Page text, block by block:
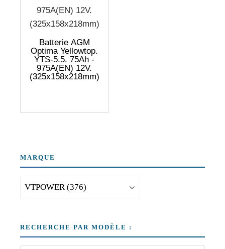
Batterie AGM
Optima Yellowtop.
YTS-5.5. 75Ah -
975A(EN) 12V.
(325x158x218mm)
MARQUE
RECHERCHE PAR MODÈLE :